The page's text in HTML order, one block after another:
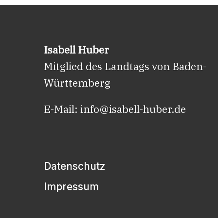
Isabell Huber
Mitglied des Landtags von Baden-
Württemberg
E-Mail: info@isabell-huber.de
Datenschutz
Impressum